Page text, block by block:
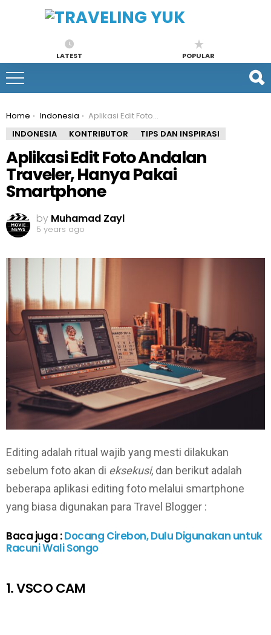
LATEST POPULAR
You are here:
Home Indonesia
Aplikasi Edit Foto Andalan Traveler, Hanya Pakai Smartphone
INDONESIA
KONTRIBUTOR TIPS DAN INSPIRASI
Aplikasi Edit Foto Andalan
Traveler, Hanya Pakai
Smartphone
by Muhamad Zayl
5 years ago
Editing adalah ritual wajib yang mesti dilakukan
sebelum foto akan di eksekusi, dan berikut adalah
beberapa aplikasi editing foto melalui smartphone
yang biasa digunakan para Travel Blogger :
Baca juga :Docang Cirebon, Dulu Digunakan untuk
Racuni Wali Songo
1. VSCO CAM